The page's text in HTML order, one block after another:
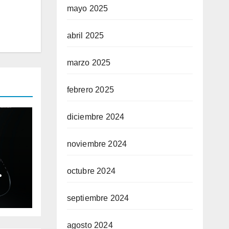
mayo 2025
abril 2025
marzo 2025
febrero 2025
diciembre 2024
noviembre 2024
octubre 2024
septiembre 2024
agosto 2024